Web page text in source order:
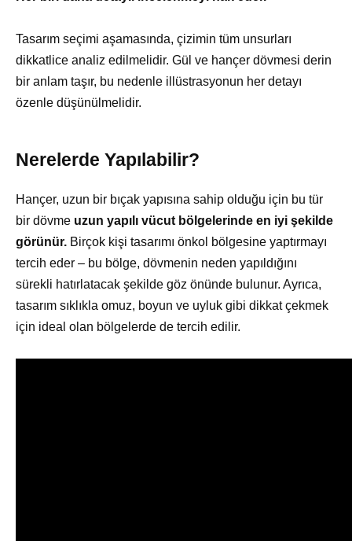
Tasarım seçimi aşamasında, çizimin tüm unsurları
dikkatlice analiz edilmelidir. Gül ve hançer dövmesi derin
bir anlam taşır, bu nedenle illüstrasyonun her detayı
özenle düşünülmelidir.
Nerelerde Yapılabilir?
Hançer, uzun bir bıçak yapısına sahip olduğu için bu tür
bir dövme uzun yapılı vücut bölgelerinde en iyi şekilde
görünür. Birçok kişi tasarımı önkol bölgesine yaptırmayı
tercih eder – bu bölge, dövmenin neden yapıldığını
sürekli hatırlatacak şekilde göz önünde bulunur. Ayrıca,
tasarım sıklıkla omuz, boyun ve uyluk gibi dikkat çekmek
için ideal olan bölgelerde de tercih edilir.